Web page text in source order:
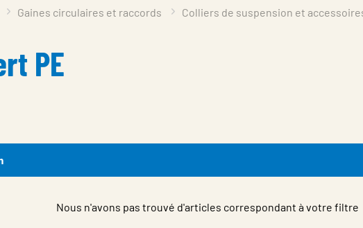
Gaines circulaires et raccords Colliers de suspension et
PE
Nous n'avons pas trouvé d'articles correspondant à votre filtre